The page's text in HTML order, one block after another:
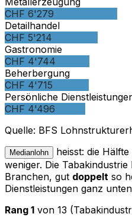
CHF 6'279
Detailhandel
CHF 5'214
Gastronomie
CHF 4'744
Beherbergung
CHF 4'715
Persönliche
CHF 4'496
Quelle: BFS
Medianlohn
heisst: die
weniger. Die Tabakindustrie
Branchen, gut doppelt so
Dienstleistungen ganz
Rang 1 von 13